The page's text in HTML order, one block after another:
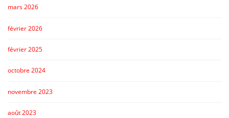
mars 2026
février 2026
février 2025
octobre 2024
novembre 2023
août 2023